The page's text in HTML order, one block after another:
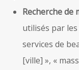
Recherche de
utilisés par
services de
[ville] », «